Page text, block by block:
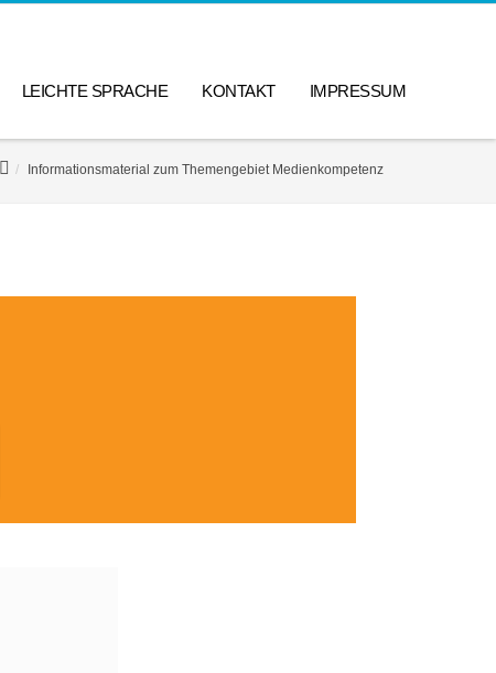
LEICHTE SPRACHE KONTAKT IMPRESSUM
Informationsmaterial zum Themengebiet Medienkompetenz